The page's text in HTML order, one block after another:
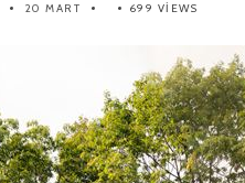
20 MART 699 VIEWS